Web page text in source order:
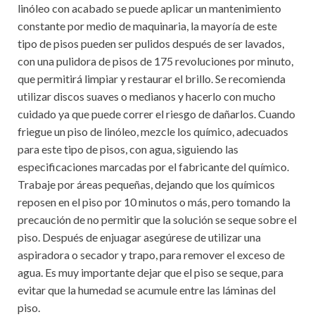
linóleo con acabado se puede aplicar un mantenimiento
constante por medio de maquinaria, la mayoría de este
tipo de pisos pueden ser pulidos después de ser lavados,
con una pulidora de pisos de 175 revoluciones por minuto,
que permitirá limpiar y restaurar el brillo. Se recomienda
utilizar discos suaves o medianos y hacerlo con mucho
cuidado ya que puede correr el riesgo de dañarlos. Cuando
friegue un piso de linóleo, mezcle los químico, adecuados
para este tipo de pisos, con agua, siguiendo las
especificaciones marcadas por el fabricante del químico.
Trabaje por áreas pequeñas, dejando que los químicos
reposen en el piso por 10 minutos o más, pero tomando la
precaución de no permitir que la solución se seque sobre el
piso. Después de enjuagar asegúrese de utilizar una
aspiradora o secador y trapo, para remover el exceso de
agua. Es muy importante dejar que el piso se seque, para
evitar que la humedad se acumule entre las láminas del
piso.